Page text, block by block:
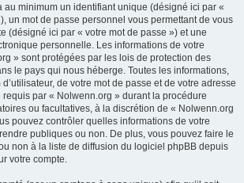
au minimum un identifiant unique (désigné ici par «
un mot de passe personnel vous permettant de vous
(désigné ici par « votre mot de passe ») et une
personnelle. Les informations de votre
» sont protégées par les lois de protection des
le pays qui nous héberge. Toutes les informations,
de votre mot de passe et de votre adresse
par « Nolwenn.org » durant la procédure
ou facultatives, à la discrétion de « Nolwenn.org
pouvez contrôler quelles informations de votre
publiques ou non. De plus, vous pouvez faire le
non à la liste de diffusion du logiciel phpBB depuis
votre compte.